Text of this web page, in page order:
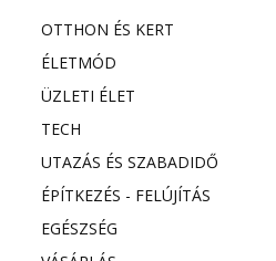
OTTHON ÉS KERT
ÉLETMÓD
ÜZLETI ÉLET
TECH
UTAZÁS ÉS SZABADIDŐ
ÉPÍTKEZÉS - FELÚJÍTÁS
EGÉSZSÉG